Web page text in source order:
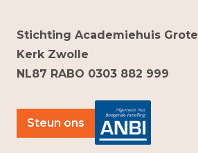
Stichting Academiehuis Grote
Kerk Zwolle
NL87 RABO 0303 882 999
Steun ons